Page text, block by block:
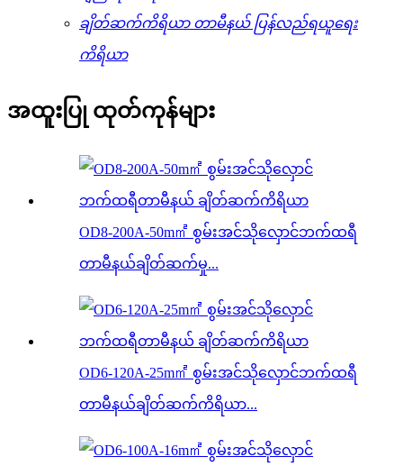
ချိတ်ဆက်ကိရိယာ တာမီနယ် ပြန်လည်ရယူရေး
ကိရိယာ
အထူးပြု ထုတ်ကုန်များ
OD8-200A-50m㎡ စွမ်းအင်သိုလှောင်ဘက်ထရီ
တာမီနယ်ချိတ်ဆက်မှု...
OD6-120A-25m㎡ စွမ်းအင်သိုလှောင်ဘက်ထရီ
တာမီနယ်ချိတ်ဆက်ကိရိယာ...